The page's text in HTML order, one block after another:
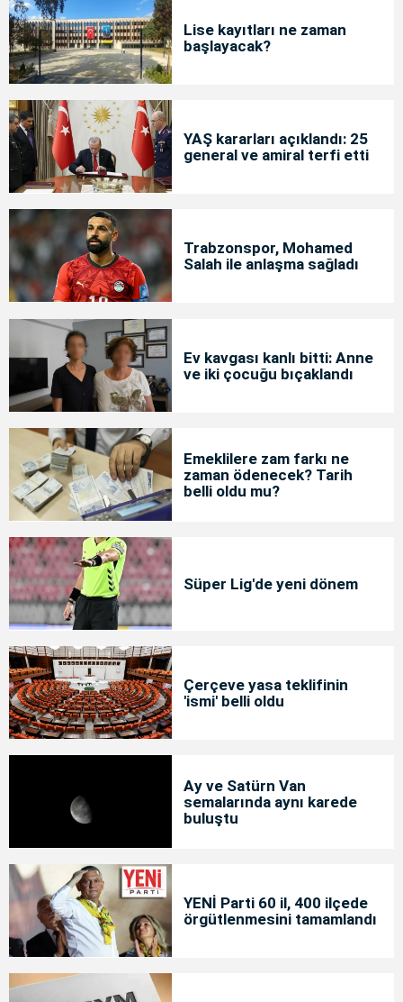
Lise kayıtları ne zaman
başlayacak?
YAŞ kararları açıklandı: 25
general ve amiral terfi etti
Trabzonspor, Mohamed
Salah ile anlaşma sağladı
Ev kavgası kanlı bitti: Anne
ve iki çocuğu bıçaklandı
Emeklilere zam farkı ne
zaman ödenecek? Tarih
belli oldu mu?
Süper Lig'de yeni dönem
Çerçeve yasa teklifinin
'ismi' belli oldu
Ay ve Satürn Van
semalarında aynı karede
buluştu
YENİ Parti 60 il, 400 ilçede
örgütlenmesini tamamlandı